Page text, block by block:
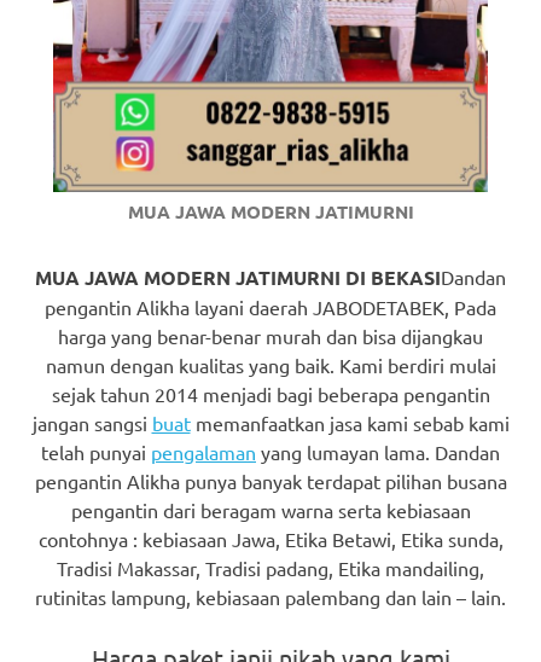
guys
his
comment
here
replica
watches.
favorite
replica
MUA JAWA MODERN JATIMURNI
MUA JAWA MODERN JATIMURNI DI BEKASIDandan
pengantin Alikha layani daerah JABODETABEK, Pada
harga yang benar-benar murah dan bisa dijangkau
namun dengan kualitas yang baik. Kami berdiri mulai
sejak tahun 2014 menjadi bagi beberapa pengantin
jangan sangsi buatmemanfaatkan jasa kami sebab kami
telah punyai pengalaman yang lumayan lama. Dandan
pengantin Alikha punya banyak terdapat pilihan busana
pengantin dari beragam warna serta kebiasaan
contohnya : kebiasaan Jawa, Etika Betawi, Etika sunda,
Tradisi Makassar, Tradisi padang, Etika mandailing,
rutinitas lampung, kebiasaan palembang dan lain – lain.